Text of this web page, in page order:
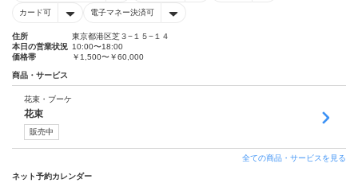
カード可 電子マネー決済可
住所
東京都港区芝３−１５−１４
本日の営業状況 10:00〜18:00
価格帯
￥1,500〜￥60,000
商品・サービス
花束・ブーケ
花束
販売中
全ての商品・サービスを見る
ネット予約カレンダー